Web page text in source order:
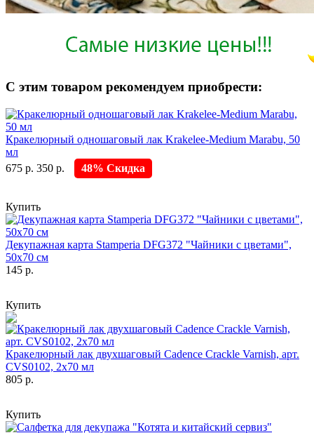
С этим товаром рекомендуем приобрести:
Кракелюрный одношаговый лак Krakelee-Medium Marabu, 50
мл
675 р. 350 р. 48% Скидка
Купить
Декупажная карта Stamperia DFG372 "Чайники с цветами",
50х70 см
145 р.
Купить
Кракелюрный лак двухшаговый Cadence Crackle Varnish, арт.
CVS0102, 2х70 мл
805 р.
Купить